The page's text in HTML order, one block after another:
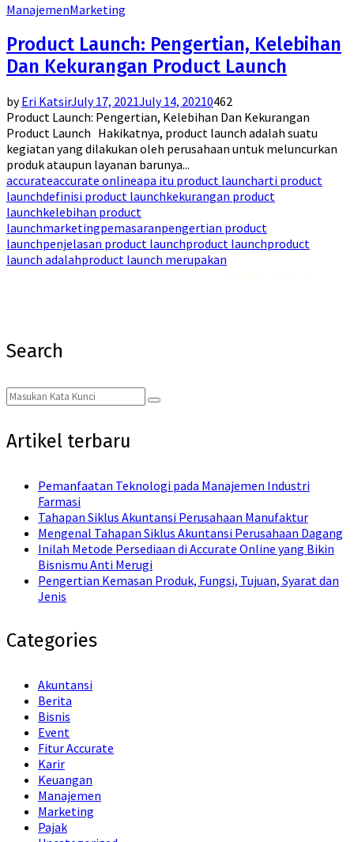
ManajemenMarketing
Product Launch: Pengertian, Kelebihan
Dan Kekurangan Product Launch
byEri KatsirJuly 17, 2021July 14, 20210462
Product Launch: Pengertian, Kelebihan Dan Kekurangan
Product Launch Hakikatnya, product launch adalah suatu
kegiatan yang dilakukan oleh perusahaan untuk meluncurkan
produk ataupun layanan barunya...
accurateaccurate onlineapa itu product launcharti product
launchdefinisi product launchkekurangan product
launchkelebihan product
launchmarketingpemasaranpengertian product
launchpenjelasan product launchproduct launchproduct
launch adalahproduct launch merupakan
Search
Search
for:
Search
Artikel terbaru
Pemanfaatan Teknologi pada Manajemen Industri
Farmasi
Tahapan Siklus Akuntansi Perusahaan Manufaktur
Mengenal Tahapan Siklus Akuntansi Perusahaan Dagang
Inilah Metode Persediaan di Accurate Online yang Bikin
Bisnismu Anti Merugi
Pengertian Kemasan Produk, Fungsi, Tujuan, Syarat dan
Jenis
Categories
Akuntansi
Berita
Bisnis
Event
Fitur Accurate
Karir
Keuangan
Manajemen
Marketing
Pajak